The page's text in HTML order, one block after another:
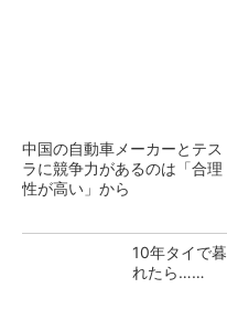
中国の自動車メーカーとテス
ラに競争力があるのは「合理
性が高い」から
10年タイで
れたら……